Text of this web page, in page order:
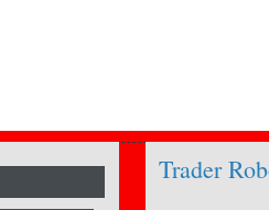
Trader